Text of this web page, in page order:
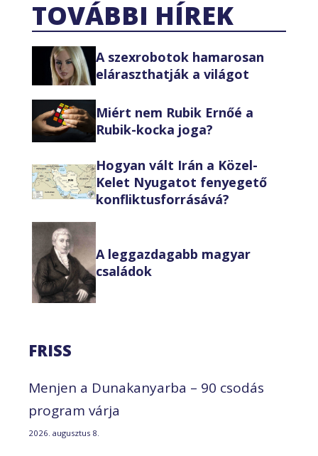
TOVÁBBI HÍREK
A szexrobotok hamarosan
eláraszthatják a világot
Miért nem Rubik Ernőé a
Rubik-kocka joga?
Hogyan vált Irán a Közel-
Kelet Nyugatot fenyegető
konfliktusforrásává?
A leggazdagabb magyar
családok
FRISS
Menjen a Dunakanyarba – 90 csodás
program várja
2026. augusztus 8.